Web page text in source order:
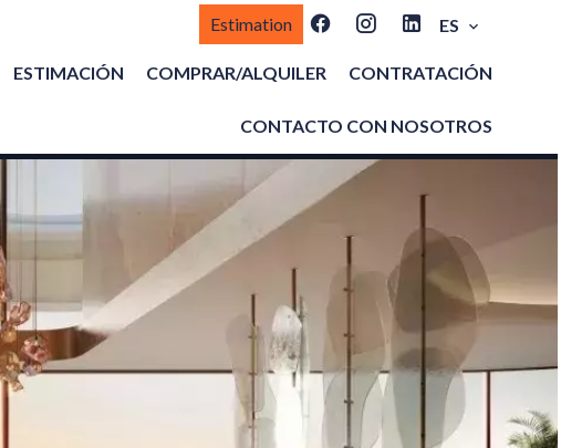
Estimation ES
ESTIMACIÓN COMPRAR/ALQUILER CONTRATACIÓN
CONTACTO CON NOSOTROS